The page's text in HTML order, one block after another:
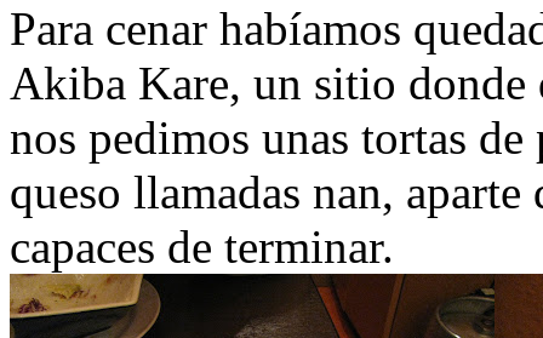
Para cenar habíamos
Akiba Kare, un sitio donde
nos pedimos unas tortas
queso llamadas nan,
capaces de terminar.